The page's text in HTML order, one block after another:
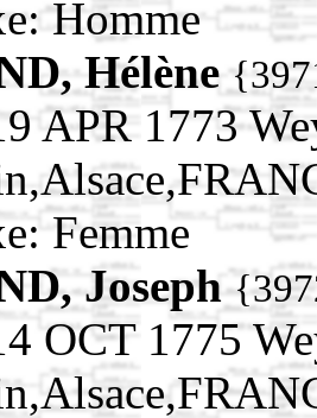
Homme
Hélène
APR 1773
Femme
Joseph
OCT 1775